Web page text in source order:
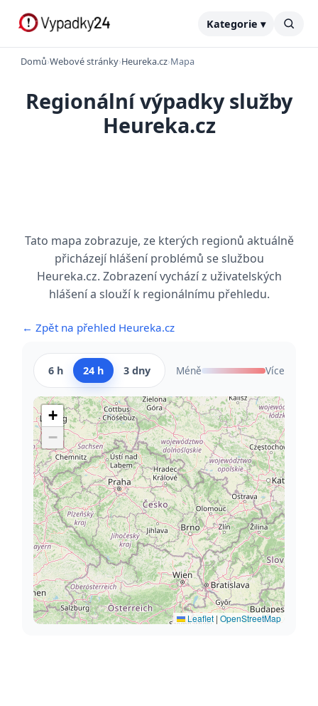
Kategorie ▾
Domů›Webové stránky›Heureka.cz›Mapa
Regionální výpadky služby
Heureka.cz
Tato mapa zobrazuje, ze kterých regionů aktuálně
přicházejí hlášení problémů se službou
Heureka.cz. Zobrazení vychází z uživatelských
hlášení a slouží k regionálnímu přehledu.
← Zpět na přehled Heureka.cz
6 h 24 h 3 dny Méně Více
+
−
Leaflet | OpenStreetMap